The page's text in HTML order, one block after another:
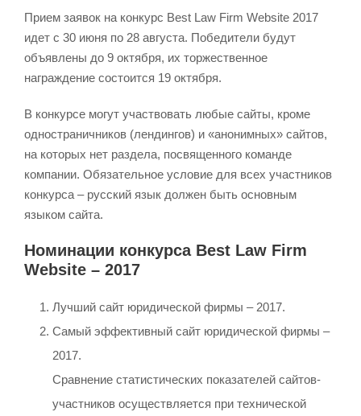
Прием заявок на конкурс Best Law Firm Website 2017
идет с 30 июня по 28 августа. Победители будут
объявлены до 9 октября, их торжественное
награждение состоится 19 октября.
В конкурсе могут участвовать любые сайты, кроме
одностраничников (лендингов) и «анонимных» сайтов,
на которых нет раздела, посвященного команде
компании. Обязательное условие для всех участников
конкурса – русский язык должен быть основным
языком сайта.
Номинации конкурса Best Law Firm
Website – 2017
Лучший сайт юридической фирмы – 2017.
Самый эффективный сайт юридической фирмы –
2017.
Сравнение статистических показателей сайтов-
участников осуществляется при технической